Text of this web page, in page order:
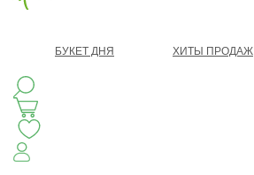
БУКЕТ ДНЯ ХИТЫ ПРОДАЖ